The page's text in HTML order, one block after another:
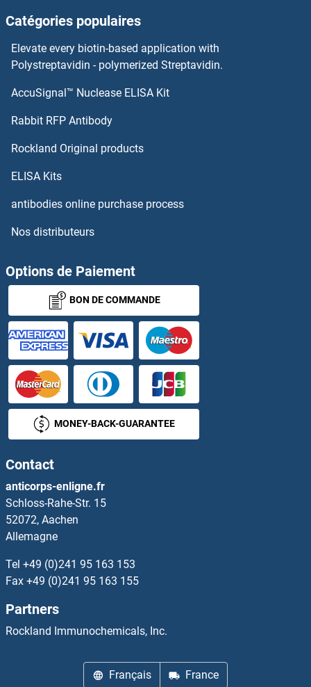
PPP1R15B Anticorps
PPP2R2A Anticorps
PPP2R2C Anticorps
PPP2R2D Anticorps
PPP2R3A Anticorps
PPP2R3B Anticorps
PPP2R3C Anticorps
PPP2R4 Anticorps
PPP2R5B Anticorps
PPP2R5C Anticorps
PPP3CA Anticorps
PPP3CB Anticorps
PPP3CC Anticorps
PPP3R1 Anticorps
PPP4C Anticorps
PPP4R1 Anticorps
PPP6C Anticorps
Catégories populaires
Elevate every biotin-based application with
Polystreptavidin - polymerized Streptavidin.
AccuSignal™ Nuclease ELISA Kit
Rabbit RFP Antibody
Rockland Original products
ELISA Kits
antibodies online purchase process
Nos distributeurs
Options de Paiement
BON DE COMMANDE
MONEY-BACK-GUARANTEE
Contact
anticorps-enligne.fr
Schloss-Rahe-Str. 15
52072, Aachen
Allemagne
Tel +49 (0)241 95 163 153
Fax +49 (0)241 95 163 155
Partners
Rockland Immunochemicals, Inc.
Français France